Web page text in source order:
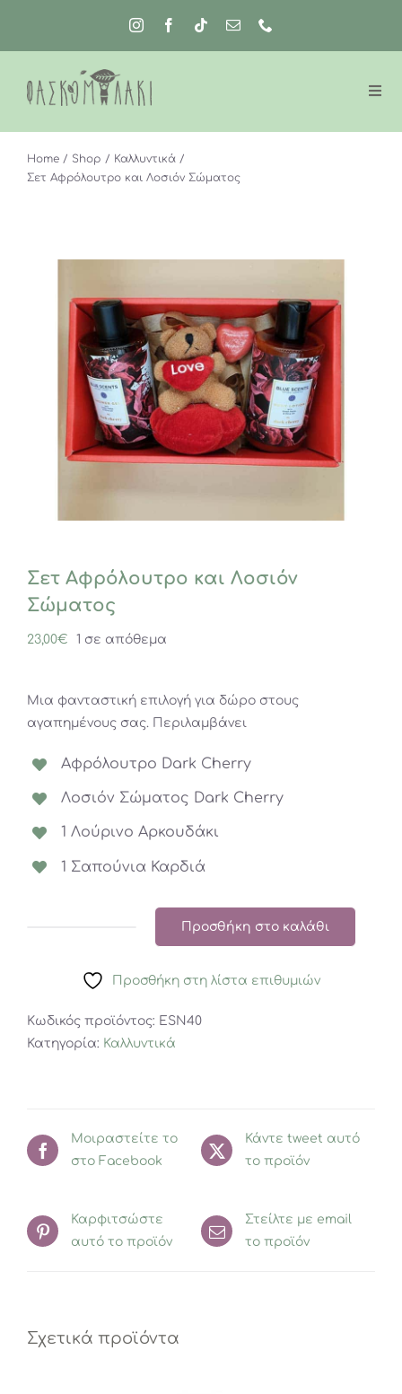
περιεχόμενο
Home Shop
Καλλυντικά
Σετ Αφρόλουτρο και Λοσιόν Σώματος
Σετ Αφρόλουτρο και Λοσιόν
Σώματος
23,00€ 1 σε απόθεμα
Μια φανταστική επιλογή για δώρο στους
αγαπημένους σας. Περιλαμβάνει
Αφρόλουτρο Dark Cherry
Λοσιόν Σώματος Dark Cherry
1 Λούρινο Αρκουδάκι
1 Σαπούνια Καρδιά
και
Σώματος
ποσότητα
Προσθήκη στο καλάθι
Προσθήκη στη λίστα επιθυμιών
Κωδικός προϊόντος: ESN40
Κατηγορία: Καλλυντικά
Μοιραστείτε το
στο Facebook
Κάντε tweet αυτό
το προϊόν
Καρφιτσώστε
αυτό το προϊόν
Στείλτε με email
το προϊόν
Σχετικά προϊόντα